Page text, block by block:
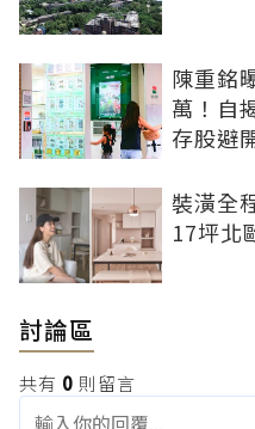
陳重銘
萬！自
存股避
裝潢全
17坪北
討論區
共有 0 則留言